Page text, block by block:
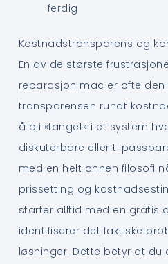
ferdig
Kostnadstransparens og
En av de største
reparasjon mac er ofte
transparensen rundt
å bli «fanget» i et system
diskuterbare eller
med en helt annen filosofi
prissetting og
starter alltid med en gratis
identifiserer det faktiske
løsninger. Dette betyr at du